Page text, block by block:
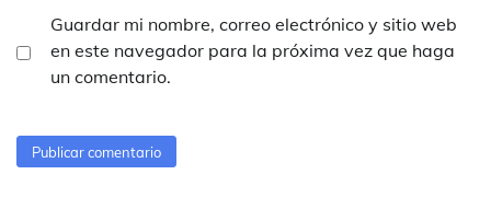
Guardar mi nombre, correo electrónico y sitio web
en este navegador para la próxima vez que haga
un comentario.